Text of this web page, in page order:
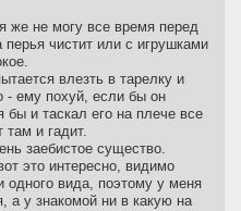
же не могу все время перед
перья чистит или с игрушками
влезть в тарелку и
- ему похуй, если бы он
бы и таскал его на плече все
и гадит.
заебистое существо.
это интересно, видимо
одного вида, поэтому у меня
а у знакомой ни в какую на